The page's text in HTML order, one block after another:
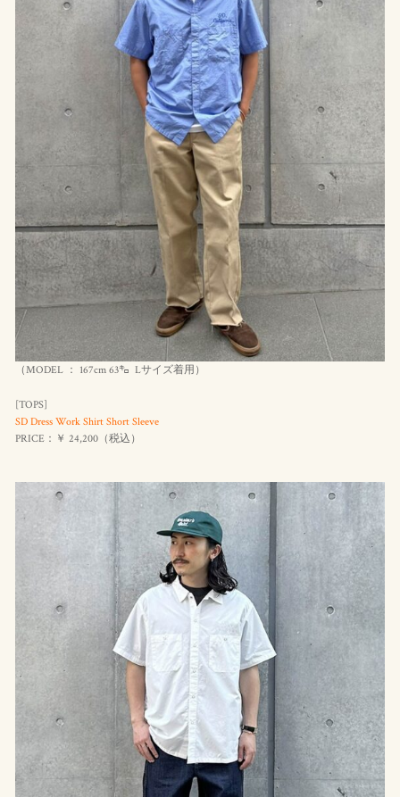
（MODEL ： 167cm 63㌔ Lサイズ着用）
[TOPS]
SD Dress Work Shirt Short Sleeve
PRICE：￥ 24,200（税込 ）